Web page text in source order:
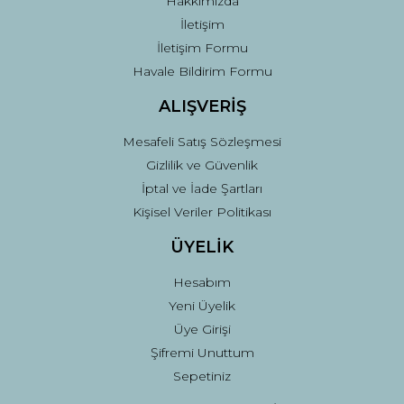
İletişim
İletişim Formu
Havale Bildirim Formu
ALIŞVERİŞ
Mesafeli Satış Sözleşmesi
Gizlilik ve Güvenlik
İptal ve İade Şartları
Kişisel Veriler Politikası
ÜYELİK
Hesabım
Yeni Üyelik
Üye Girişi
Şifremi Unuttum
Sepetiniz